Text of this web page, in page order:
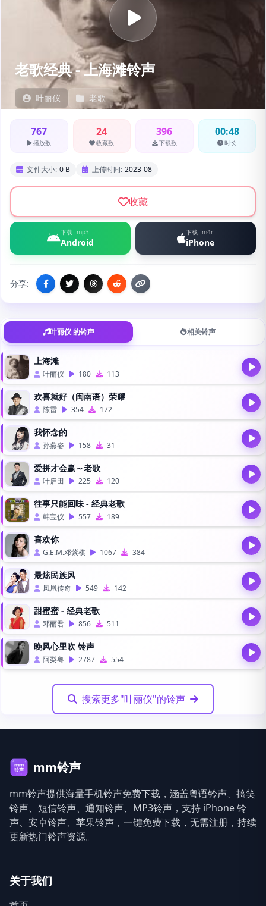
老歌经典 - 上海滩铃声
叶丽仪 老歌
767
播放数
24
收藏数
396
下载数
00:48
时长
文件大小: 0 B 上传时间: 2023-08
收藏
下载 mp3
Android
下载 m4r
iPhone
分享:
叶丽仪 的铃声 相关铃声
上海滩
叶丽仪 180 113
欢喜就好（闽南语）荣耀
陈雷 354 172
我怀念的
孙燕姿 158 31
爱拼才会赢～老歌
叶启田 225 120
往事只能回味 - 经典老歌
韩宝仪 557 189
喜欢你
G.E.M.邓紫棋 1067 384
最炫民族风
凤凰传奇 549 142
甜蜜蜜 - 经典老歌
邓丽君 856 511
晚风心里吹 铃声
阿梨粤 2787 554
搜索更多"叶丽仪"的铃声
mm铃声
mm铃声提供海量手机铃声免费下载，涵盖粤语铃声、搞笑
铃声、短信铃声、通知铃声、MP3铃声，支持 iPhone 铃
声、安卓铃声、苹果铃声，一键免费下载，无需注册，持续
更新热门铃声资源。
关于我们